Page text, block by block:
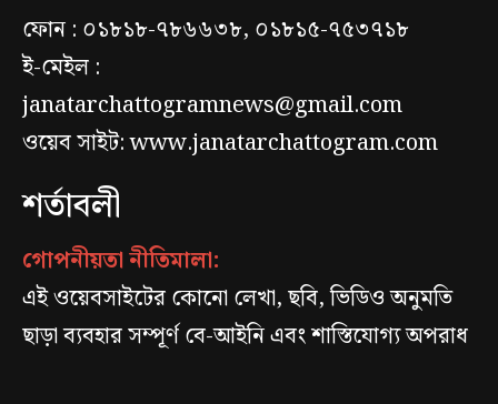
ফোন : ০১৮১৮-৭৮৬৬৩৮, ০১৮১৫-৭৫৩৭১৮
ই-মেইল :
janatarchattogramnews@gmail.com
ওয়েব সাইট: www.janatarchattogram.com
শর্তাবলী
গোপনীয়তা নীতিমালা:
এই ওয়েবসাইটের কোনো লেখা, ছবি, ভিডিও অনুমতি
ছাড়া ব্যবহার সম্পূর্ণ বে-আইনি এবং শাস্তিযোগ্য অপরাধ